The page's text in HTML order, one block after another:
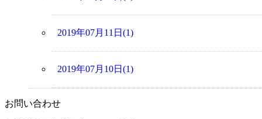
2019年07月11日(1)
2019年07月10日(1)
お問い合わせ